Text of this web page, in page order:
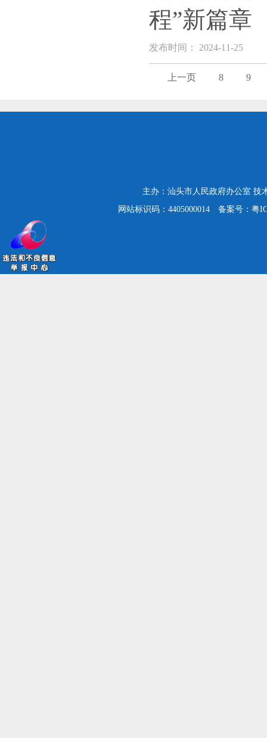
程”新篇章
发布时间： 2024-11-25
上一页 8 9
主办：汕头市人民政府办公室 技
网站标识码：4405000014
备案号：粤